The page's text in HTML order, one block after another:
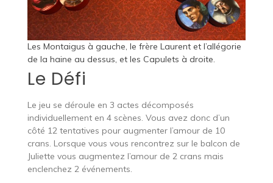
Les Montaigus à gauche, le frère Laurent et l’allégorie
de la haine au dessus, et les Capulets à droite.
Le Défi
Le jeu se déroule en 3 actes décomposés
individuellement en 4 scènes. Vous avez donc d’un
côté 12 tentatives pour augmenter l’amour de 10
crans. Lorsque vous vous rencontrez sur le balcon de
Juliette vous augmentez l’amour de 2 crans mais
enclenchez 2 événements.